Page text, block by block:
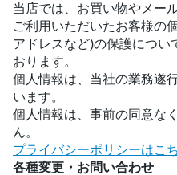
当店では、お買い物やメー
ご利用いただいたお客様の
アドレスなど)の保護につい
おります。
個人情報は、当社の業務遂
います。
個人情報は、事前の同意な
ん。
プライバシーポリシーはこ
各種変更・お問い合わせ